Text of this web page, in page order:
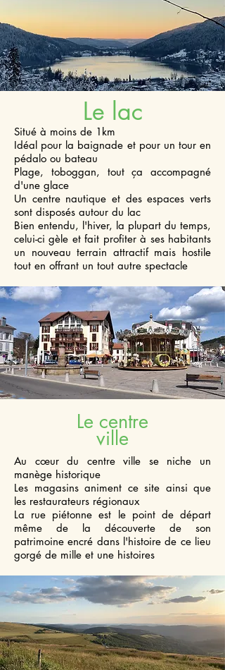
Le lac
Situé à moins de 1km
Idéal pour la baignade et pour un tour en
pédalo ou bateau
Plage, toboggan, tout ça accompagné
d'une glace
Un centre nautique et des espaces verts
sont disposés autour du lac
Bien entendu, l'hiver, la plupart du temps,
celui-ci gèle et fait profiter à ses habitants
un nouveau terrain attractif mais hostile
tout en offrant un tout autre spectacle
Le centre
ville
Au cœur du centre ville se niche un
manège historique
Les magasins animent ce site ainsi que
les restaurateurs régionaux
La rue piétonne est le point de départ
même de la découverte de son
patrimoine encré dans l'histoire de ce lieu
gorgé de mille et une histoires